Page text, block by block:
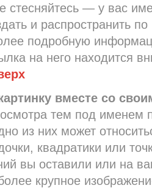
стесняйтесь — у вас
и распространить
подробную
на него находится
вместе со
тем под именем
из них может
квадратики или
вы оставили или на
крупное